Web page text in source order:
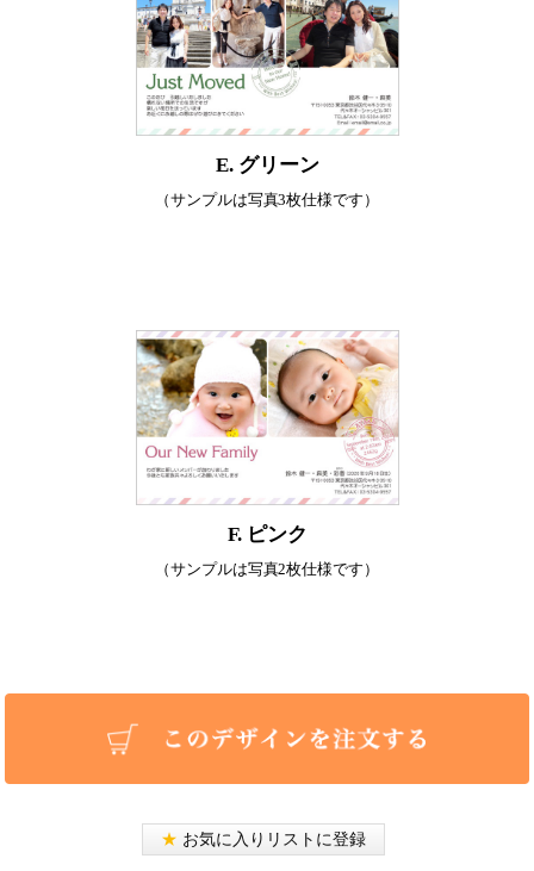
E. グリーン
（サンプルは写真3枚仕様です）
F. ピンク
（サンプルは写真2枚仕様です）
★ お気に入りリストに登録